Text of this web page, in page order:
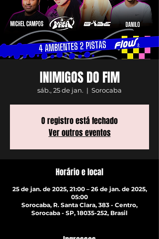
INIMIGOS DO FIM
sáb., 25 de jan.
  |
Sorocaba
O registro está fechado
Ver outros eventos
Horário e local
25 de jan. de 2025, 21:00 – 26 de jan. de 2025,
05:00
Sorocaba, R. Santa Clara, 383 - Centro,
Sorocaba - SP, 18035-252, Brasil